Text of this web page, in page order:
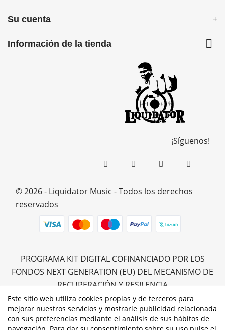
Su cuenta
Información de la tienda 
¡Síguenos!
Este sitio web utiliza cookies propias y de terceros para
mejorar nuestros servicios y mostrarle publicidad relacionada
con sus preferencias mediante el análisis de sus hábitos de
© 2026 - Liquidator Music - Todos los derechos
reservados
PROGRAMA KIT DIGITAL COFINANCIADO POR LOS
FONDOS NEXT GENERATION (EU) DEL MECANISMO DE
RECUPERACIÓN Y RESILENCIA